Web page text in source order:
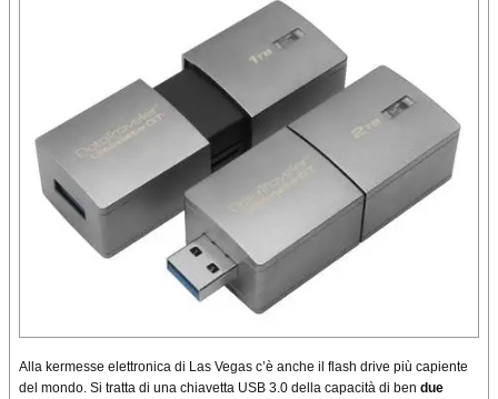
​Alla kermesse elettronica di Las Vegas c’è anche il flash drive più capiente
del mondo. Si tratta di una chiavetta USB 3.0 della capacità di ben due